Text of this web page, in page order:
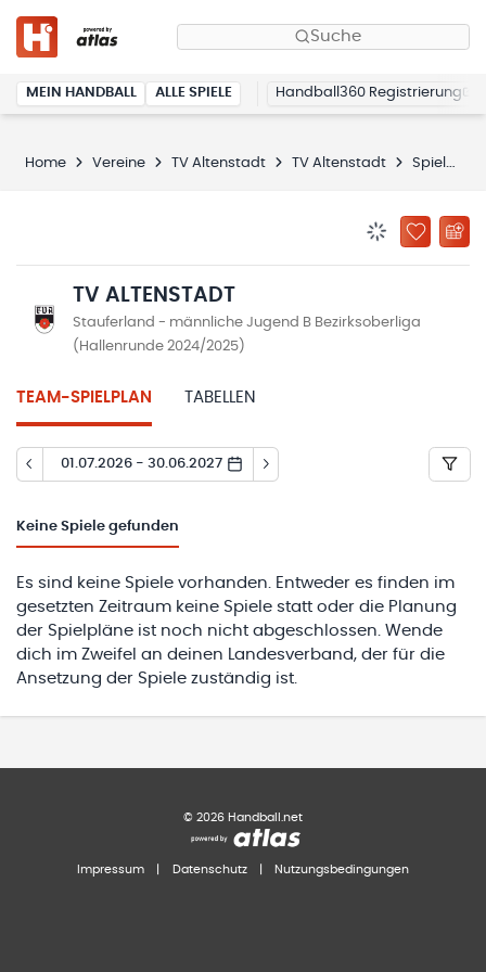
Suche
MEIN HANDBALL ALLE SPIELE Handball360 Registrierung
Home Vereine TV Altenstadt TV Altenstadt Spielplan
ZU
TV ALTENSTADT
Stauferland - männliche Jugend B Bezirksoberliga
(Hallenrunde 2024/2025)
TEAM-SPIELPLAN TABELLEN
01.07.2026 - 30.06.2027
Keine Spiele gefunden
Es sind keine Spiele vorhanden. Entweder es finden im
gesetzten Zeitraum keine Spiele statt oder die Planung
der Spielpläne ist noch nicht abgeschlossen. Wende
dich im Zweifel an deinen Landesverband, der für die
Ansetzung der Spiele zuständig ist.
© 2026 Handball.net
Impressum Datenschutz Nutzungsbedingungen